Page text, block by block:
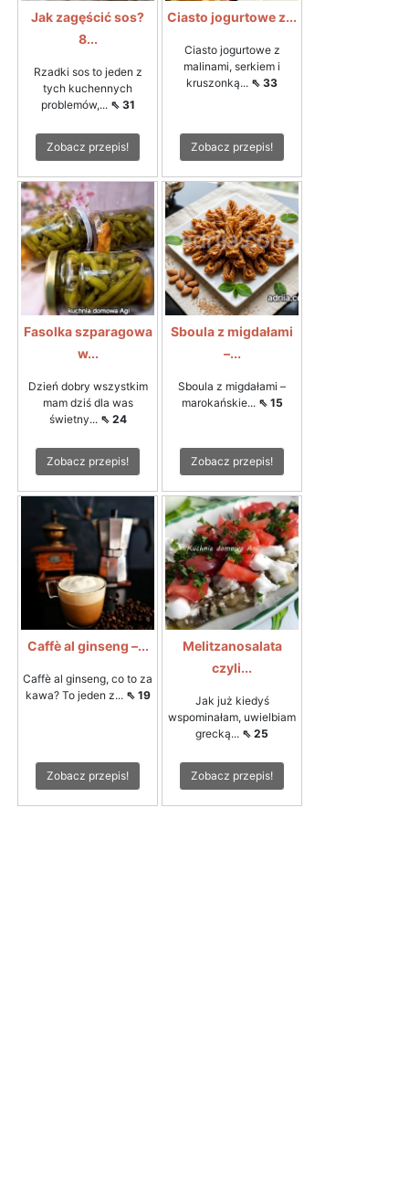
Jak zagęścić sos?
8...
Rzadki sos to jeden z
tych kuchennych
problemów,... ⇖ 31
Zobacz przepis!
Ciasto jogurtowe z...
Ciasto jogurtowe z
malinami, serkiem i
kruszonką... ⇖ 33
Zobacz przepis!
Fasolka szparagowa
w...
Dzień dobry wszystkim
mam dziś dla was
świetny... ⇖ 24
Zobacz przepis!
Sboula z migdałami
–...
Sboula z migdałami –
marokańskie... ⇖ 15
Zobacz przepis!
Caffè al ginseng –...
Caffè al ginseng, co to za
kawa? To jeden z... ⇖ 19
Zobacz przepis!
Melitzanosalata
czyli...
Jak już kiedyś
wspominałam, uwielbiam
grecką... ⇖ 25
Zobacz przepis!